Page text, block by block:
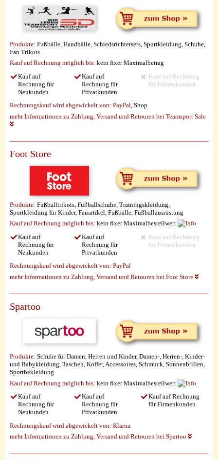
Produkte: Fußbälle, Handbälle, Schiedsrichtersets, Sportkleidung, Schuhe,
Fan Trikots
Kauf auf Rechnung möglich bis: kein fixer Maximalbetrag
Kauf auf
Rechnung für
Neukunden
Kauf auf
Rechnung für
Privatkunden
Kauf auf Rechnung
für Firmenkunden
Rechnungskauf wird abgewickelt von: PayPal, Shop
mehr Informationen zu Zahlung, Versand und Retouren bei Teamsport Sale
Foot Store
Produkte: Fußballtrikots, Fußballschuhe, Trainingskleidung,
Sportkleidung für Kinder, Fanartikel, Fußbälle, Fußballausrüstung
Kauf auf Rechnung möglich bis: kein fixer Maximalbestellwert
Kauf auf
Rechnung für
Neukunden
Kauf auf
Rechnung für
Privatkunden
Kauf auf Rechnung
für Firmenkunden
Rechnungskauf wird abgewickelt von: PayPal
mehr Informationen zu Zahlung, Versand und Retouren bei Foot Store
Spartoo
Produkte: Schuhe für Damen, Herren und Kinder, Damen-, Herren-, Kinder-
und Babykleidung, Taschen, Koffer, Accessoires, Schmuck, Sonnenbrillen,
Sportbekleidung
Kauf auf Rechnung möglich bis: kein fixer Maximalbestellwert
Kauf auf
Rechnung für
Neukunden
Kauf auf
Rechnung für
Privatkunden
Kauf auf Rechnung
für Firmenkunden
Rechnungskauf wird abgewickelt von: Klarna
mehr Informationen zu Zahlung, Versand und Retouren bei Spartoo